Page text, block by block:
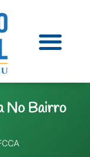
No Bairro